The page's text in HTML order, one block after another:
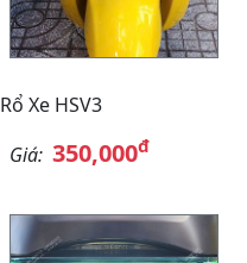
Rổ Xe HSV3
Giá: 350,000đ